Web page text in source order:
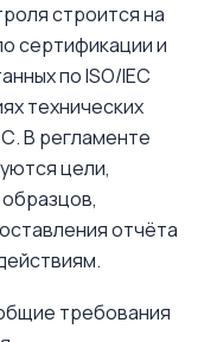
строится на
сертификации и
по ISO/IEC
технических
В регламенте
цели,
отчёта
требования